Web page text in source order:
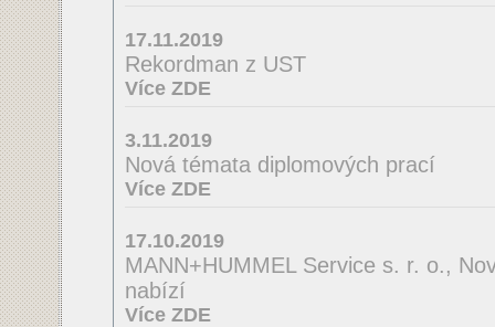
17.11.2019
Rekordman z UST
Více ZDE
3.11.2019
Nová témata diplomových prací
Více ZDE
17.10.2019
MANN+HUMMEL Service s. r. o.,
nabízí
Více ZDE